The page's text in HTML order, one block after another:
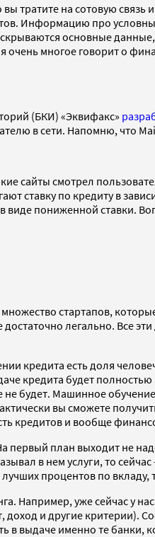
тратите на сотовую
Информацию про
основные
очень многое говорит о
(БКИ) «Эквифакс»
в сети. Напомню, что
сайты смотрел
ставку по кредиту в
виде пониженной ставки.
стартапов,
легально. Все
кредита есть доля
кредита будет
не будет. Машинное
вы сможете
кредитов и вообще
первый план выходит не
в нем услуги, то
процентов по
Например, уже сейчас у
доход и другие
в выдаче именно те банки,